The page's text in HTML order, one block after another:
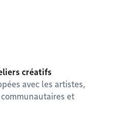
créatifs
avec les artistes,
et